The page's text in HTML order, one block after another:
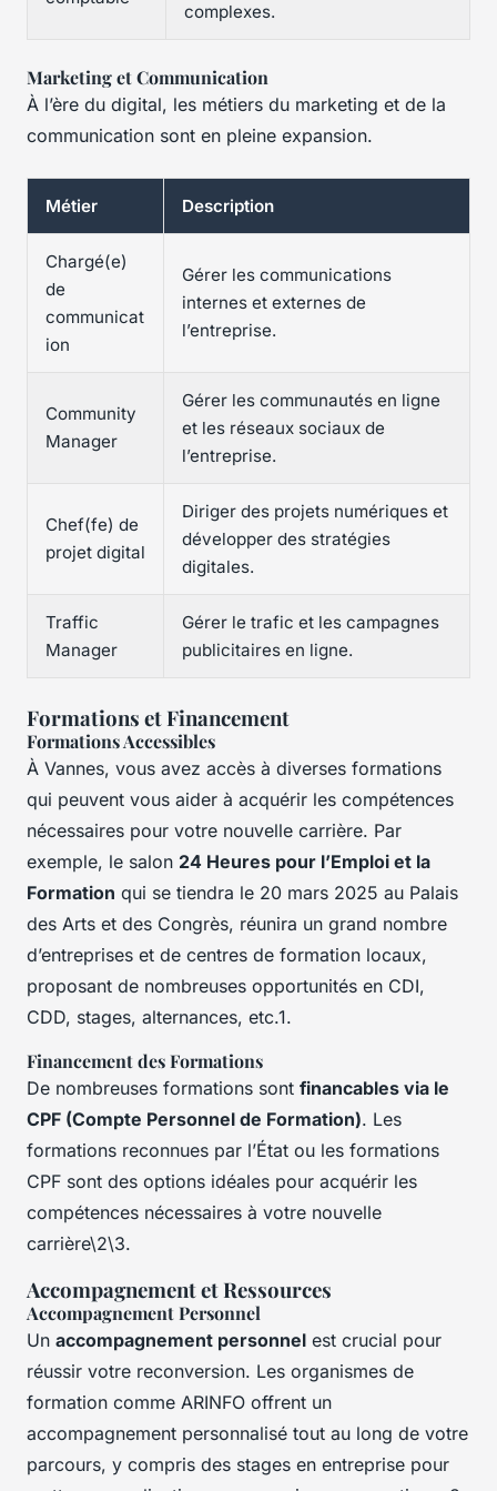
complexes.
Marketing et Communication
À l’ère du digital, les métiers du marketing et de la
communication sont en pleine expansion.
Métier Description
Chargé(e)
de
communicat
ion
Gérer les communications
internes et externes de
l’entreprise.
Community
Manager
Gérer les communautés en ligne
et les réseaux sociaux de
l’entreprise.
Chef(fe) de
projet digital
Diriger des projets numériques et
développer des stratégies
digitales.
Traffic
Manager
Gérer le trafic et les campagnes
publicitaires en ligne.
Formations et Financement
Formations Accessibles
À Vannes, vous avez accès à diverses formations
qui peuvent vous aider à acquérir les compétences
nécessaires pour votre nouvelle carrière. Par
exemple, le salon 24 Heures pour l’Emploi et la
Formation qui se tiendra le 20 mars 2025 au Palais
des Arts et des Congrès, réunira un grand nombre
d’entreprises et de centres de formation locaux,
proposant de nombreuses opportunités en CDI,
CDD, stages, alternances, etc.1.
Financement des Formations
De nombreuses formations sont financables via le
CPF (Compte Personnel de Formation). Les
formations reconnues par l’État ou les formations
CPF sont des options idéales pour acquérir les
compétences nécessaires à votre nouvelle
carrière\2\3.
Accompagnement et Ressources
Accompagnement Personnel
Un accompagnement personnel est crucial pour
réussir votre reconversion. Les organismes de
formation comme ARINFO offrent un
accompagnement personnalisé tout au long de votre
parcours, y compris des stages en entreprise pour